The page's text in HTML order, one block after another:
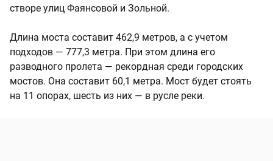
створе улиц Фаянсовой и Зольной.
Длина моста составит 462,9 метров, а с учетом
подходов — 777,3 метра. При этом длина его
разводного пролета — рекордная среди городских
мостов. Она составит 60,1 метра. Мост будет стоять
на 11 опорах, шесть из них — в русле реки.